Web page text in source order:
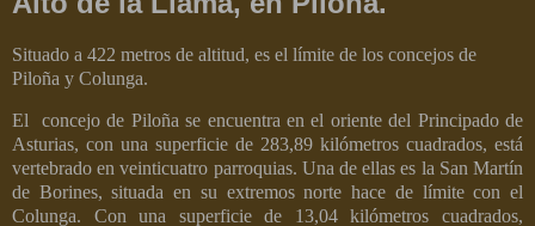
Situado a 422 metros de altitud, es el límite de los concejos de
Piloña y Colunga.
El
concejo de Piloña se encuentra en el oriente del Principado de
Asturias, con una superficie de 283,89 kilómetros cuadrados, está
vertebrado en veinticuatro parroquias. Una de ellas es la San Martín
de Borines, situada en su extremos norte hace de límite con el
Colunga. Con una superficie de 13,04 kilómetros cuadrados,